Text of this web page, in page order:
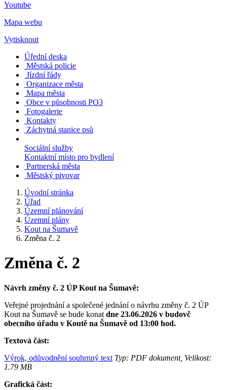
Youtube
Mapa webu
Vytisknout
Úřední deska
Městská policie
Jízdní řády
Organizace města
Mapa města
Obce v působnosti PO3
Fotogalerie
Kontakty
Záchytná stanice psů
Sociální služby
Kontaktní místo pro bydlení
Partnerská města
Městský pivovar
Úvodní stránka
Úřad
Územní plánování
Územní plány
Kout na Šumavě
Změna č. 2
Změna č. 2
Návrh změny č. 2 ÚP Kout na Šumavě:
Veřejné projednání a společené jednání o návrhu změny č. 2 ÚP
Kout na Šumavě se bude konat dne 23.06.2026 v budovč
obecního úřadu v Koutě na Šumavě od 13:00 hod.
Textová část:
Výrok, odůvodnění souhrnný text Typ: PDF dokument, Velikost:
1.79 MB
Grafická část: